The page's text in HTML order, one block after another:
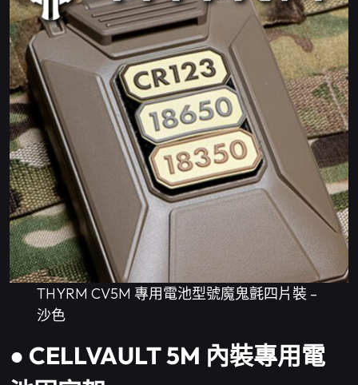
THYRM CV5M 專用電池型號魔鬼氈四片裝 –
沙色
● CELLVAULT 5M 內裝專用電